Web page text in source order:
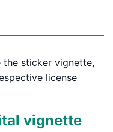
sticker vignette,
license
vignette